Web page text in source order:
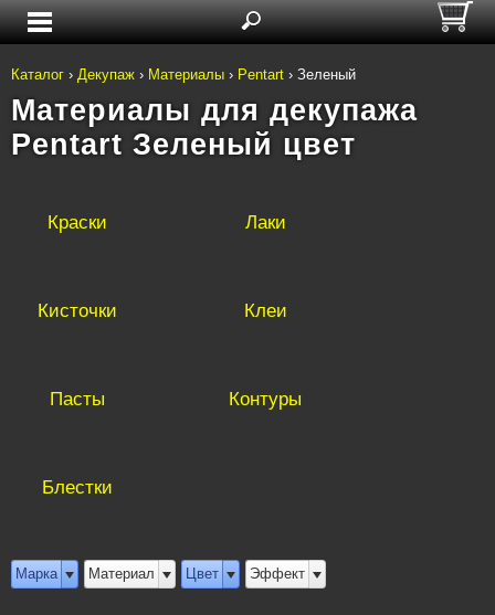
Каталог › Декупаж › Материалы › Pentart › Зеленый
Материалы для декупажа
Pentart Зеленый цвет
Краски Лаки
Кисточки Клеи
Пасты Контуры
Блестки
Марка Материал Цвет Эффект